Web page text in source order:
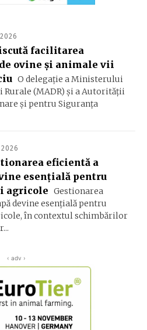
facilitarea
ovine și animale vii
O delegație a Ministerului
(MADR) și a Autorității
și pentru Siguranța
eficientă a
esenţială pentru
agricole Gestionarea
devine esenţială pentru
în contextul schimbărilor
‹ adv ›